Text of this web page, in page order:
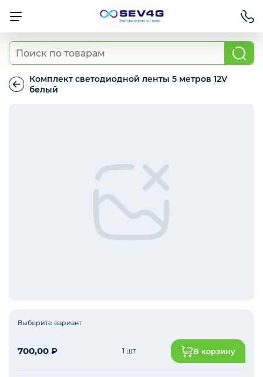
Тарифы
Для Автомобиля
Мобильные аксессуары
Комплект светодиодной ленты 5 метров 12V
белый
Выберите вариант
700,00 ₽ 1 шт В корзину